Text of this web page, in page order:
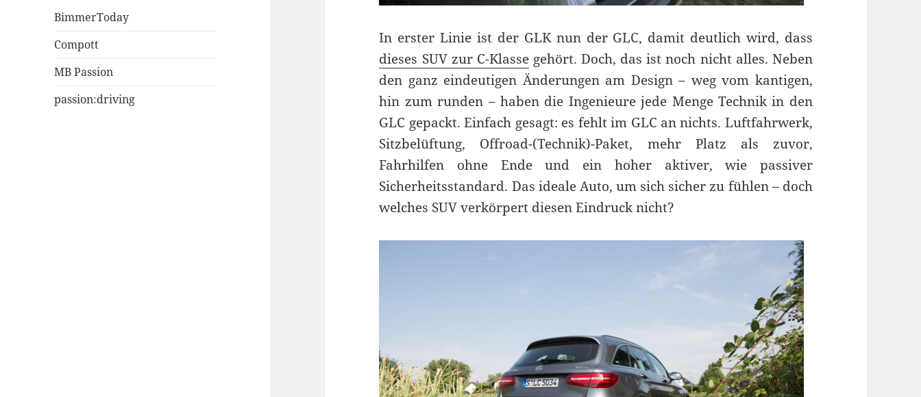
BimmerToday
Compott
MB Passion
passion:driving
In erster Linie ist der GLK nun der GLC, damit deutlich wird, dass
dieses SUV zur C-Klassegehört. Doch, das ist noch nicht alles. Neben
den ganz eindeutigen Änderungen am Design – weg vom kantigen,
hin zum runden – haben die Ingenieure jede Menge Technik in den
GLC gepackt. Einfach gesagt: es fehlt im GLC an nichts. Luftfahrwerk,
Sitzbelüftung, Offroad-(Technik)-Paket, mehr Platz als zuvor,
Fahrhilfen ohne Ende und ein hoher aktiver, wie passiver
Sicherheitsstandard. Das ideale Auto, um sich sicher zu fühlen – doch
welches SUV verkörpert diesen Eindruck nicht?